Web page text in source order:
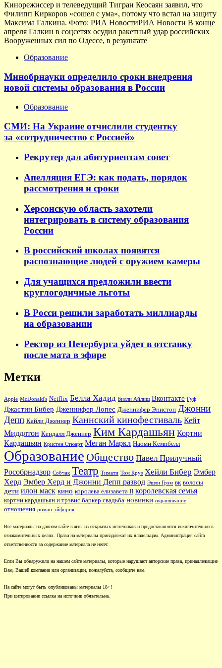
Кинорежиссер и телеведущий Тигран Кеосаян заявил, что
Филипп Киркоров «сошел с ума», потому что встал на защиту
Максима Галкина. Фото: РИА НовостиРИА Новости В конце
апреля Галкин в соцсетях осудил ракетный удар российских
Вооруженных сил по Одессе, в результате
Образование
Минобрнауки определило сроки внедрения
новой системы образования в России
Образование
СМИ: На Украине отчислили студентку
за «сотрудничество с Россией»
Рекрутер дал абитуриентам совет
Апелляция ЕГЭ: как подать, порядок
рассмотрения и сроки
Херсонскую область захотели
интегрировать в систему образования
России
В российский школах появятся
распознающие людей с оружием камеры
Для учащихся предложили ввести
круглогодичные льготы
В Росси решили заработать миллиарды
на образовании
Ректор из Петербурга уйдет в отставку
после мата в эфире
Метки
Apple McDonald's Netflix Белла Хадид Билли Айлиш Вконтакте Гуф
Джастин Бибер Дженнифер Лопес Дженнифер Энистон Джонни
Депп Кайли Дженнер Каннский кинофестиваль Кейт
Миддлтон Кендалл Дженнер Ким Кардашьян Кортни
Кардашьян Кристен Стюарт Меган Маркл Наоми Кемпбелл
Образование Общество Павел Прилучный
Рособрнадзор Собчак Театр Тимати Том Круз Хейли Бибер Эмбер
Херд Эмбер Херд и Джонни Депп развод Эшли Грэм вк волосы
дети илон маск кино королева елизавета II королевская семья
кортни кардашьян и трэвис баркер свадьба новинки окрашивание
отношения роман эйфория
Все материалы на данном сайте взяты из открытых источников и предоставляются исключительно в
ознакомительных целях. Права на материалы принадлежат их владельцам. Администрация сайта
ответственности за содержание материала не несет.
Если Вы обнаружили на нашем сайте материалы, которые нарушают авторские права, принадлежащие
Вам, Вашей компании или организации, пожалуйста, сообщите нам.
На сайте могут быть опубликованы материалы 18+!
При цитировании ссылка на источник обязательна.